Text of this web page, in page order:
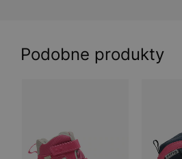
Podobne produkty